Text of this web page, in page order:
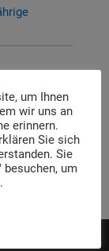
2026 –
um Ihnen
wir uns an
erinnern.
Sie sich
Sie
besuchen, um